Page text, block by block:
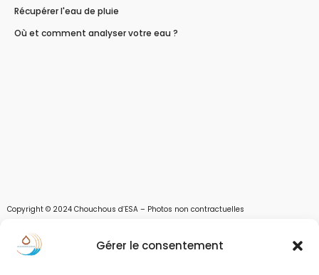
Gérer le consentement
Récupérer l'eau de pluie
Où et comment analyser votre eau ?
Copyright © 2024 Chouchous d’ESA – Photos non contractuelles
Les chouchous d’Esa vous apportent toutes les solutions pour récupérer l’eau de
pluie, et des moyens pour stocker, filtrer, traiter et potabiliser l’eau d’un forage,